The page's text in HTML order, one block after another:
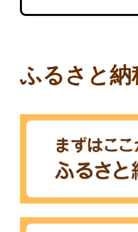
ふるさと納